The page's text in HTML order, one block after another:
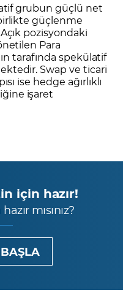
grubun güçlü net
güçlenme
pozisyondaki
Para
tarafında spekülatif
Swap ve ticari
ise hedge ağırlıklı
işaret
için hazır!
mısınız?